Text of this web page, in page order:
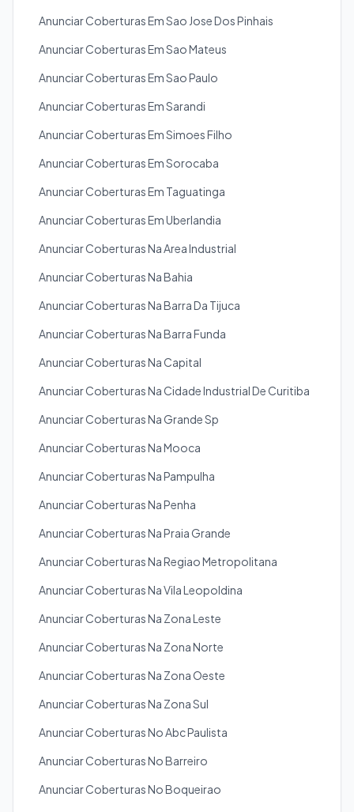
Anunciar Coberturas Em Sao Jose Dos Pinhais
Anunciar Coberturas Em Sao Mateus
Anunciar Coberturas Em Sao Paulo
Anunciar Coberturas Em Sarandi
Anunciar Coberturas Em Simoes Filho
Anunciar Coberturas Em Sorocaba
Anunciar Coberturas Em Taguatinga
Anunciar Coberturas Em Uberlandia
Anunciar Coberturas Na Area Industrial
Anunciar Coberturas Na Bahia
Anunciar Coberturas Na Barra Da Tijuca
Anunciar Coberturas Na Barra Funda
Anunciar Coberturas Na Capital
Anunciar Coberturas Na Cidade Industrial De Curitiba
Anunciar Coberturas Na Grande Sp
Anunciar Coberturas Na Mooca
Anunciar Coberturas Na Pampulha
Anunciar Coberturas Na Penha
Anunciar Coberturas Na Praia Grande
Anunciar Coberturas Na Regiao Metropolitana
Anunciar Coberturas Na Vila Leopoldina
Anunciar Coberturas Na Zona Leste
Anunciar Coberturas Na Zona Norte
Anunciar Coberturas Na Zona Oeste
Anunciar Coberturas Na Zona Sul
Anunciar Coberturas No Abc Paulista
Anunciar Coberturas No Barreiro
Anunciar Coberturas No Boqueirao